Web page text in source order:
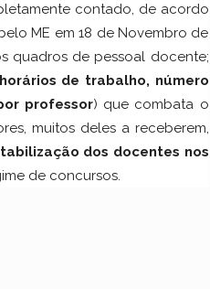
contado, de acordo
ME em 18 de Novembro de
quadros de pessoal docente;
horários de trabalho, número
professor) que combata o
muitos deles a receberem,
dos docentes nos
de concursos.